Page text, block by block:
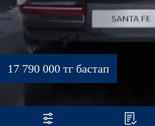
17 790 000 тг бастап